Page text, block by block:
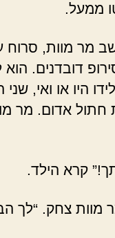
ממעל.
מר מוות, סרוח
דובדנים.
היו או ואי,
חתול אדום. מר
קרא הילד.
מוות צחק. “לך